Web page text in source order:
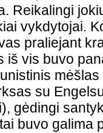
Reikalingi
vykdytojai.
praliejant
iš vis buvo
su
gėdingi
buvo galima